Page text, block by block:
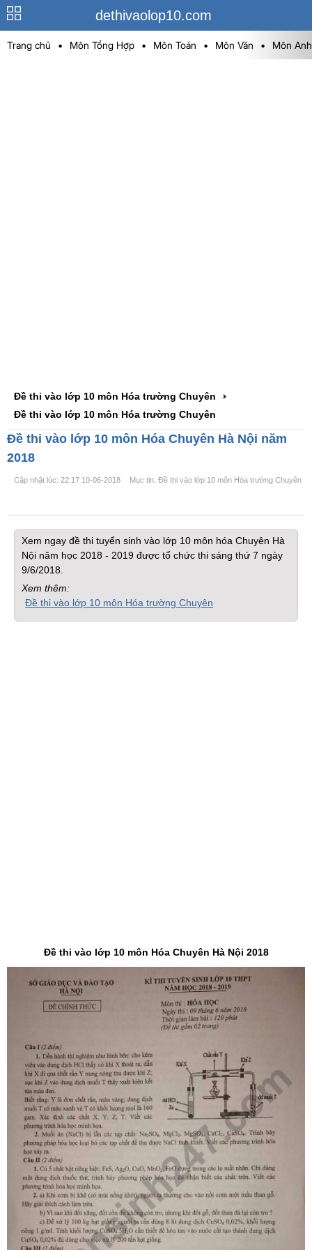
dethivaolop10.com
Trang chủ • Môn Tổng Hợp • Môn Toán • Môn Văn • Môn Anh
Đề thi vào lớp 10 môn Hóa trường Chuyên
Đề thi vào lớp 10 môn Hóa trường Chuyên
Đề thi vào lớp 10 môn Hóa Chuyên Hà Nội năm
2018
Cập nhật lúc: 22:17 10-06-2018 Mục tin: Đề thi vào lớp 10 môn Hóa trường Chuyên
Xem ngay đề thi tuyển sinh vào lớp 10 môn hóa Chuyên Hà
Nội năm học 2018 - 2019 được tổ chức thi sáng thứ 7 ngày
9/6/2018.
Xem thêm:
Đề thi vào lớp 10 môn Hóa trường Chuyên
Đề thi vào lớp 10 môn Hóa Chuyên Hà Nội 2018